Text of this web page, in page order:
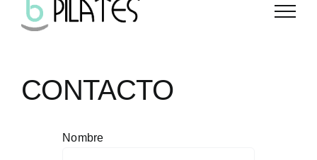
CONTACTO
Nombre